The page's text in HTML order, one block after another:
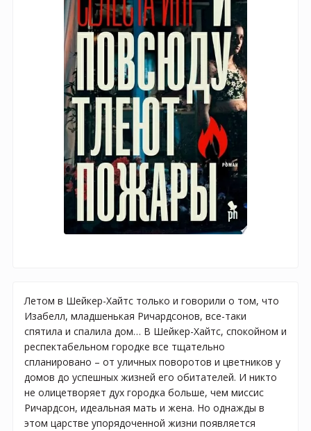
Летом в Шейкер-Хайтс только и говорили о том, что
Изабелл, младшенькая Ричардсонов, все-таки
спятила и спалила дом… В Шейкер-Хайтс, спокойном и
респектабельном городке все тщательно
спланировано – от уличных поворотов и цветников у
домов до успешных жизней его обитателей. И никто
не олицетворяет дух городка больше, чем миссис
Ричардсон, идеальная мать и жена. Но однажды в
этом царстве упорядоченной жизни появляется